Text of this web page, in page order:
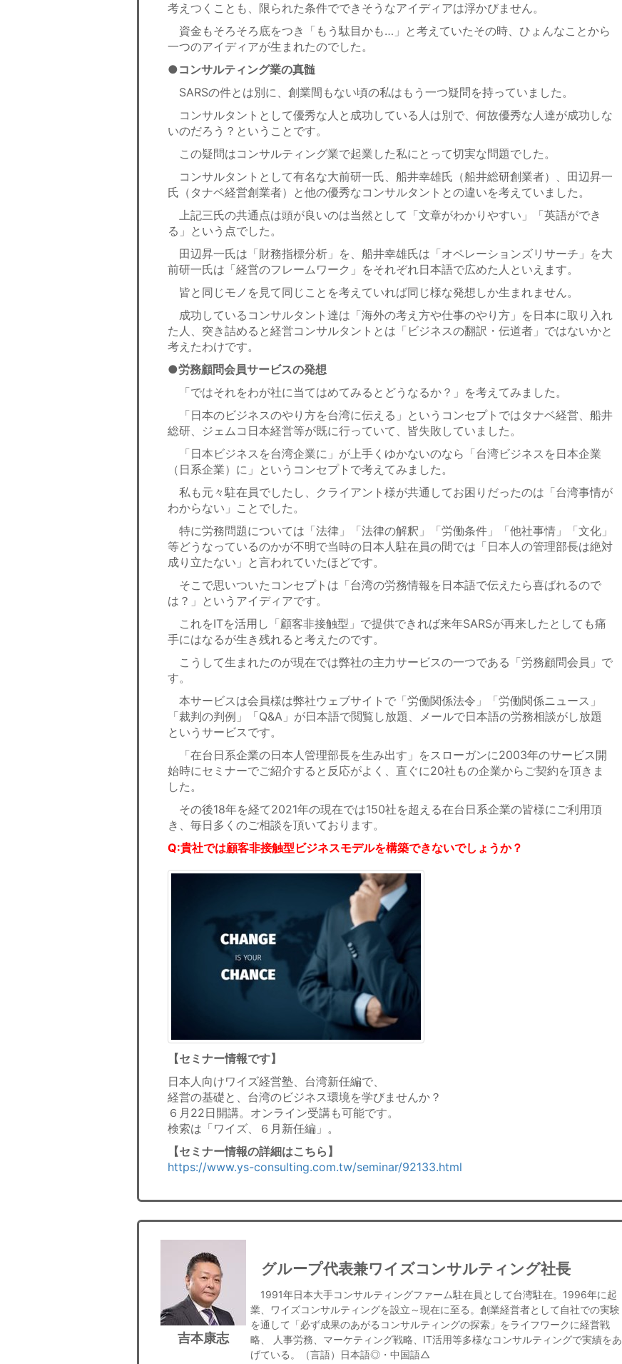
考えつくことも、限られた条件でできそうなアイディアは浮かびません。
資金もそろそろ底をつき「もう駄目かも…」と考えていたその時、ひょんなことから
一つのアイディアが生まれたのでした。
●コンサルティング業の真髄
SARSの件とは別に、創業間もない頃の私はもう一つ疑問を持っていました。
コンサルタントとして優秀な人と成功している人は別で、何故優秀な人達が成功しな
いのだろう？ということです。
この疑問はコンサルティング業で起業した私にとって切実な問題でした。
コンサルタントとして有名な大前研一氏、船井幸雄氏（船井総研創業者）、田辺昇一
氏（タナベ経営創業者）と他の優秀なコンサルタントとの違いを考えていました。
上記三氏の共通点は頭が良いのは当然として「文章がわかりやすい」「英語ができ
る」という点でした。
田辺昇一氏は「財務指標分析」を、船井幸雄氏は「オペレーションズリサーチ」を大
前研一氏は「経営のフレームワーク」をそれぞれ日本語で広めた人といえます。
皆と同じモノを見て同じことを考えていれば同じ様な発想しか生まれません。
成功しているコンサルタント達は「海外の考え方や仕事のやり方」を日本に取り入れ
た人、突き詰めると経営コンサルタントとは「ビジネスの翻訳・伝道者」ではないかと
考えたわけです。
●労務顧問会員サービスの発想
「ではそれをわが社に当てはめてみるとどうなるか？」を考えてみました。
「日本のビジネスのやり方を台湾に伝える」というコンセプトではタナベ経営、船井
総研、ジェムコ日本経営等が既に行っていて、皆失敗していました。
「日本ビジネスを台湾企業に」が上手くゆかないのなら「台湾ビジネスを日本企業
（日系企業）に」というコンセプトで考えてみました。
私も元々駐在員でしたし、クライアント様が共通してお困りだったのは「台湾事情が
わからない」ことでした。
特に労務問題については「法律」「法律の解釈」「労働条件」「他社事情」「文化」
等どうなっているのかが不明で当時の日本人駐在員の間では「日本人の管理部長は絶対
成り立たない」と言われていたほどです。
そこで思いついたコンセプトは「台湾の労務情報を日本語で伝えたら喜ばれるので
は？」というアイディアです。
これをITを活用し「顧客非接触型」で提供できれば来年SARSが再来したとしても痛
手にはなるが生き残れると考えたのです。
こうして生まれたのが現在では弊社の主力サービスの一つである「労務顧問会員」で
す。
本サービスは会員様は弊社ウェブサイトで「労働関係法令」「労働関係ニュース」
「裁判の判例」「Q&A」が日本語で閲覧し放題、メールで日本語の労務相談がし放題
というサービスです。
「在台日系企業の日本人管理部長を生み出す」をスローガンに2003年のサービス開
始時にセミナーでご紹介すると反応がよく、直ぐに20社もの企業からご契約を頂きま
した。
その後18年を経て2021年の現在では150社を超える在台日系企業の皆様にご利用頂
き、毎日多くのご相談を頂いております。
Q:貴社では顧客非接触型ビジネスモデルを構築できないでしょうか？
【セミナー情報です】
日本人向けワイズ経営塾、台湾新任編で、
経営の基礎と、台湾のビジネス環境を学びませんか？
６月22日開講。オンライン受講も可能です。
検索は「ワイズ、６月新任編」。
【セミナー情報の詳細はこちら】​
https://www.ys-consulting.com.tw/seminar/92133.html
吉本康志
グループ代表兼ワイズコンサルティング社長
1991年日本大手コンサルティングファーム駐在員として台湾駐在。1996年に起
業、ワイズコンサルティングを設立～現在に至る。創業経営者として自社での実験
を通して「必ず成果のあがるコンサルティングの探索」をライフワークに経営戦
略、 人事労務、マーケティング戦略、IT活用等多様なコンサルティングで実績をあ
げている。（言語）日本語◎・中国語△